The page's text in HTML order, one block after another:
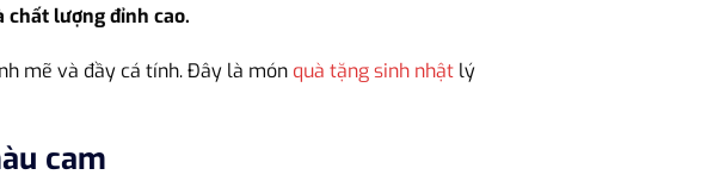
chất lượng đỉnh cao.
mẽ và đầy cá tính. Đây là món quà tặng sinh nhật lý
cam